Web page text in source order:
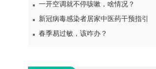
一开空调就不停咳嗽，啥情况？
新冠病毒感染者居家中医药干预指引
春季易过敏，该咋办？